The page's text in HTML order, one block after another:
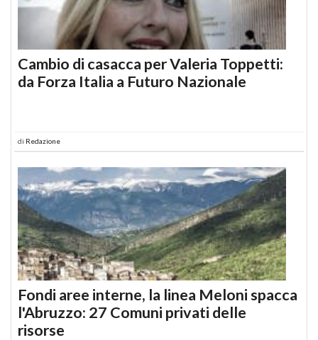
Cambio di casacca per Valeria Toppetti:
da Forza Italia a Futuro Nazionale
di Redazione
Fondi aree interne, la linea Meloni spacca
l'Abruzzo: 27 Comuni privati delle
risorse